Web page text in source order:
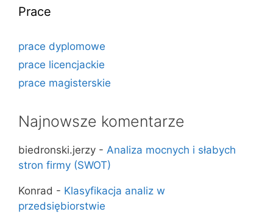
Prace
prace dyplomowe
prace licencjackie
prace magisterskie
Najnowsze komentarze
biedronski.jerzy - Analiza mocnych i słabych
stron firmy (SWOT)
Konrad - Klasyfikacja analiz w
przedsiębiorstwie